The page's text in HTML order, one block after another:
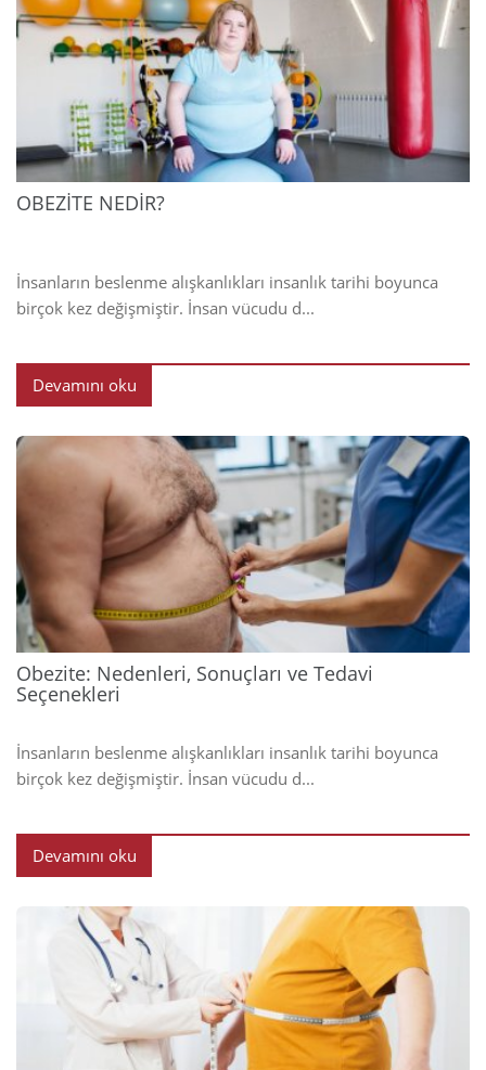
OBEZİTE NEDİR?
İnsanların beslenme alışkanlıkları insanlık tarihi boyunca
birçok kez değişmiştir. İnsan vücudu d...
Devamını oku
2025
Obezite: Nedenleri, Sonuçları ve Tedavi
Seçenekleri
İnsanların beslenme alışkanlıkları insanlık tarihi boyunca
birçok kez değişmiştir. İnsan vücudu d...
Devamını oku